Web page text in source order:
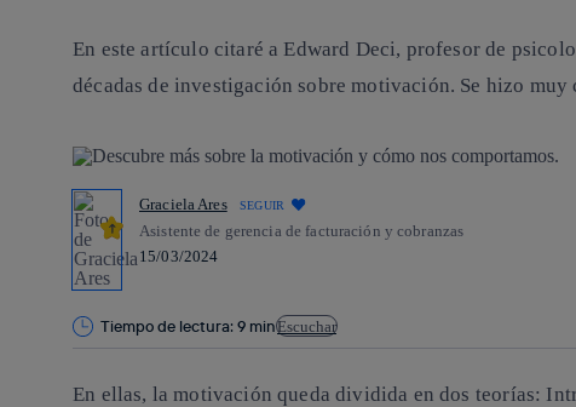
En este artículo citaré a Edward Deci, profesor de
décadas de investigación sobre motivación. Se hizo
Graciela Ares SEGUIR
Asistente de gerencia de facturación y cobranzas
15/03/2024
Tiempo de lectura: 9 minEscuchar
En ellas, la motivación queda dividida en dos teorías: